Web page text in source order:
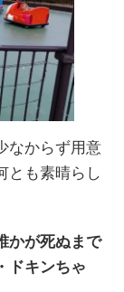
なからず用意
とも素晴らし
かが死ぬまで
ドキンちゃ